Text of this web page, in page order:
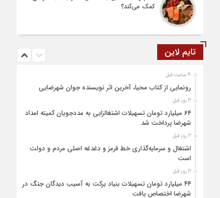
کمک می‌کند؟
تایم لاین
19 ساعت قبل
رونمایی از کتاب محیا، آخرین اثر نویسنده جوان شهرضایی
3 روز قبل
۶۴ میلیارد تومان تسهیلات اشتغالزایی به مددجویان کمیته امداد
شهرضا پرداخت شد
3 روز قبل
اشتغال و سرمایه‌گذاری خط قرمز و دغدغه اصلی مردم و دولت
است
3 روز قبل
۴۴ میلیارد تومان تسهیلات بنیاد برکت به آسیب دیدگان جنگ در
شهرضا اختصاص یافت